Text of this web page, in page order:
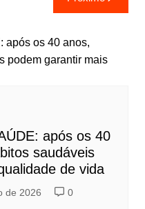
após os 40
saudáveis
de vida
de 2026 0